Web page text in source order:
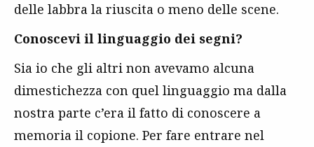
delle labbra la riuscita o meno delle scene.
Conoscevi il linguaggio dei segni?
Sia io che gli altri non avevamo alcuna
dimestichezza con quel linguaggio ma dalla
nostra parte c’era il fatto di conoscere a
memoria il copione. Per fare entrare nel